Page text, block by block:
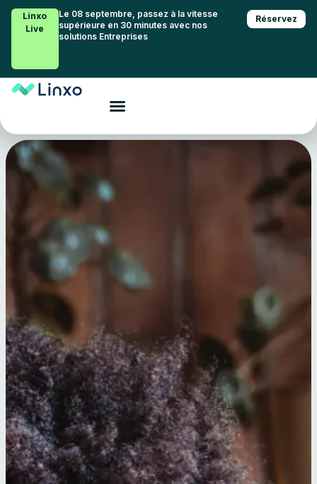
Linxo
Live
Le 08 septembre, passez à la vitesse
supérieure en 30 minutes avec nos
solutions Entreprises
Réservez